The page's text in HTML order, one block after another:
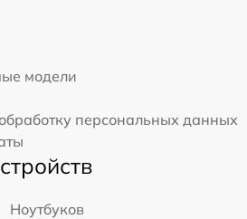
модели
персональных данных
Ноутбуков